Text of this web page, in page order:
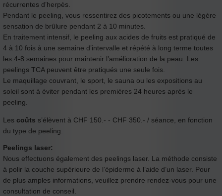
récurrentes d’herpès.
Pendant le peeling, vous ressentirez des picotements ou une légère
sensation de brûlure pendant 2 à 10 minutes.
En traitement intensif, le peeling aux acides de fruits est pratiqué de
4 à 10 fois à une semaine d’intervalle et répété à long terme toutes
les 4-8 semaines pour maintenir l’amélioration de la peau. Les
peelings TCA peuvent être pratiqués une seule fois.
Le maquillage couvrant, le sport, le sauna ou les expositions au
soleil sont à éviter pendant les premières 24 heures après le
peeling.
Les coûts s’élèvent à CHF 150.- - CHF 350.- / séance, en fonction
du type de peeling.
Peelings laser:
Nous effectuons également des peelings laser. La méthode consiste
à polir la couche supérieure de l’épiderme à l’aide d’un laser. Pour
de plus amples informations, veuillez prendre rendez-vous pour une
consultation de conseil.